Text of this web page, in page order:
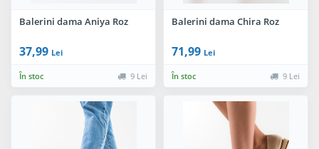
Balerini dama Aniya Roz
37,99 Lei
În stoc 9 Lei
Balerini dama Chira Roz
71,99 Lei
În stoc 9 Lei